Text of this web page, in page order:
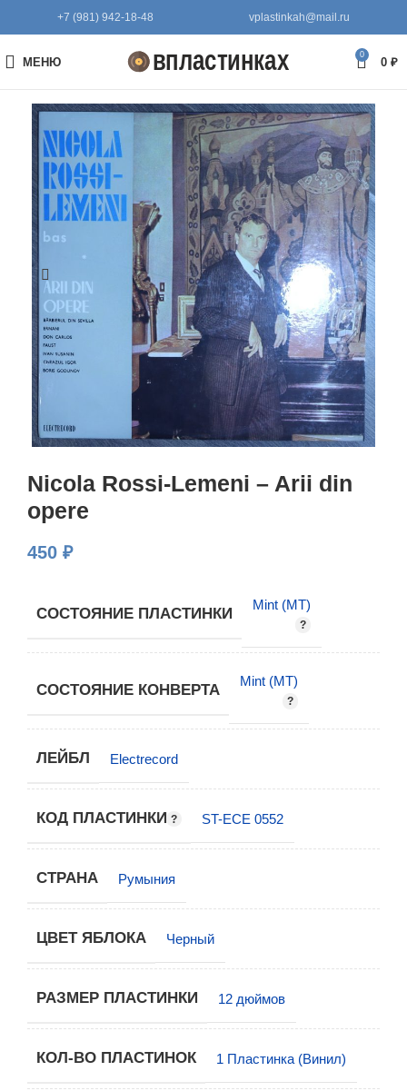
+7 (981) 942-18-48 vplastinkah@mail.ru
МЕНЮ
0
0 ₽
Nicola Rossi-Lemeni – Arii din
opere
450 ₽
СОСТОЯНИЕ ПЛАСТИНКИ
Mint (MT)
СОСТОЯНИЕ КОНВЕРТА
Mint (MT)
ЛЕЙБЛ Electrecord
КОД ПЛАСТИНКИ ST-ECE 0552
СТРАНА Румыния
ЦВЕТ ЯБЛОКА Черный
РАЗМЕР ПЛАСТИНКИ 12 дюймов
КОЛ-ВО ПЛАСТИНОК 1 Пластинка (Винил)